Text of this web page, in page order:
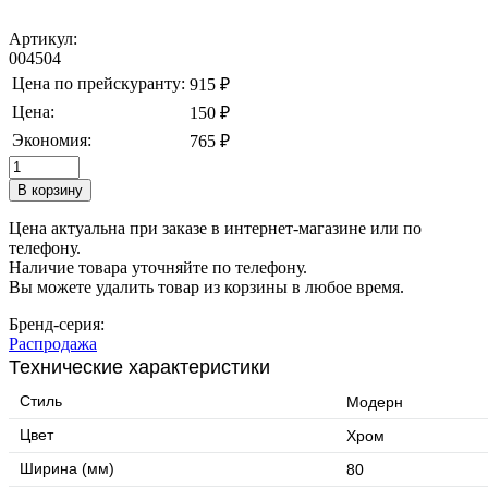
Артикул:
004504
Цена по прейскуранту: 915 ₽
Цена:
150 ₽
Экономия:
765 ₽
Цена актуальна при заказе в интернет-магазине или по
телефону.
Наличие товара уточняйте по телефону.
Вы можете удалить товар из корзины в любое время.
Бренд-серия:
Распродажа
Технические характеристики
Стиль
Модерн
Цвет
Хром
Ширина (мм)
80